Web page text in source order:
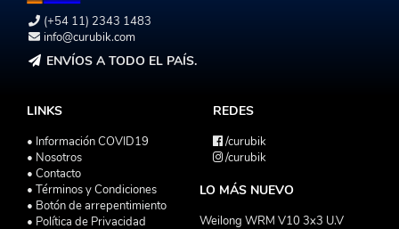
(+54 11) 2343 1483
info@curubik.com
ENVÍOS A TODO EL PAÍS.
LINKS
• Información COVID19
• Nosotros
• Contacto
• Términos y Condiciones
• Botón de arrepentimiento
• Política de Privacidad
REDES
/curubik
/curubik
LO MÁS NUEVO
Weilong WRM V10 3x3 U.V